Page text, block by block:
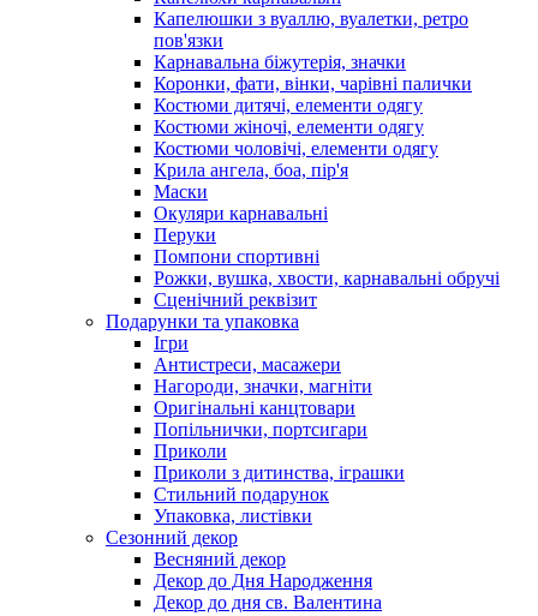
Капелюшки з вуаллю, вуалетки, ретро
пов'язки
Карнавальна біжутерія, значки
Коронки, фати, вінки, чарівні палички
Костюми дитячі, елементи одягу
Костюми жіночі, елементи одягу
Костюми чоловічі, елементи одягу
Крила ангела, боа, пір'я
Маски
Окуляри карнавальні
Перуки
Помпони спортивні
Рожки, вушка, хвости, карнавальні обручі
Сценічний реквізит
Подарунки та упаковка
Ігри
Антистреси, масажери
Нагороди, значки, магніти
Оригінальні канцтовари
Попільнички, портсигари
Приколи
Приколи з дитинства, іграшки
Стильний подарунок
Упаковка, листівки
Сезонний декор
Весняний декор
Декор до Дня Народження
Декор до дня св. Валентина